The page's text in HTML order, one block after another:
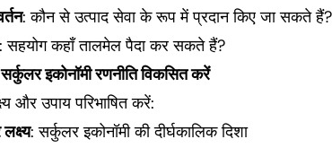
: कौन से उत्पाद सेवा के रूप में प्रदान किए जा सकते हैं?
: सहयोग कहाँ तालमेल पैदा कर सकते हैं?
इकोनॉमी रणनीति विकसित करें
और उपाय परिभाषित करें:
: सर्कुलर इकोनॉमी की दीर्घकालिक दिशा